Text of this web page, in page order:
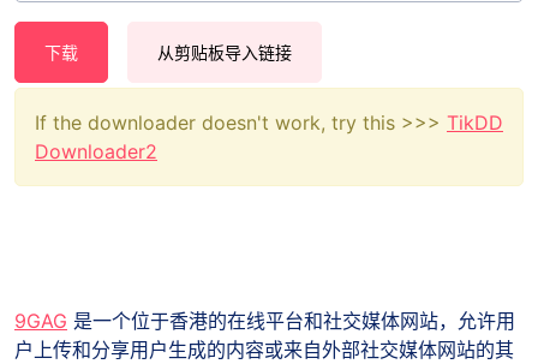
下载 从剪贴板导入链接
If the downloader doesn't work, try this >>> TikDD
Downloader2
9GAG 是一个位于香港的在线平台和社交媒体网站，允许用
户上传和分享用户生成的内容或来自外部社交媒体网站的其